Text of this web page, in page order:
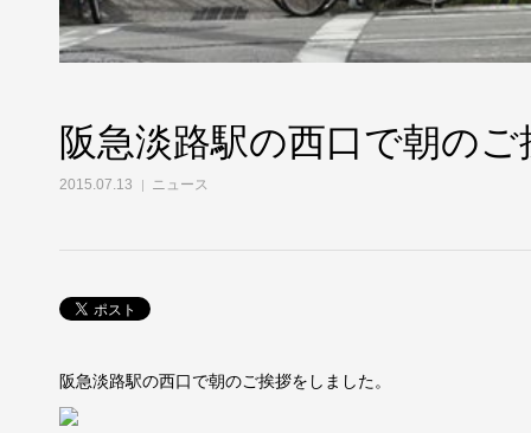
阪急淡路駅の西口で朝の
2015.07.13 ニュース
阪急淡路駅の西口で朝のご挨拶をしました。